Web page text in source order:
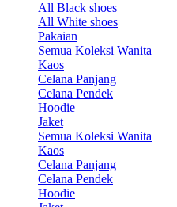
All Black shoes
All White shoes
Pakaian
Semua Koleksi Wanita
Kaos
Celana Panjang
Celana Pendek
Hoodie
Jaket
Semua Koleksi Wanita
Kaos
Celana Panjang
Celana Pendek
Hoodie